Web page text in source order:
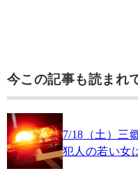
今この記事も読まれ
7/18（土）三
犯人の若い女